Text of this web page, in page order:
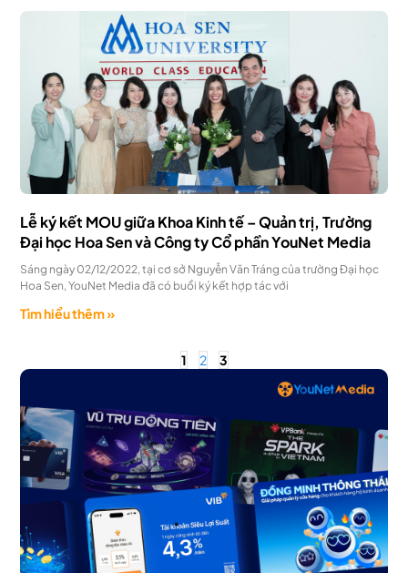
Lễ ký kết MOU giữa Khoa Kinh tế – Quản trị, Trường
Đại học Hoa Sen và Công ty Cổ phần YouNet Media
Sáng ngày 02/12/2022, tại cơ sở Nguyễn Văn Tráng của trường Đại học
Hoa Sen, YouNet Media đã có buổi ký kết hợp tác với
Tìm hiểu thêm »
1 2 3